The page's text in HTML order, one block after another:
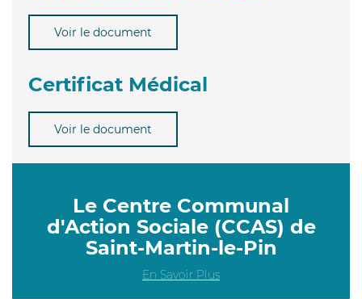
Voir le document
Certificat Médical
Voir le document
Le Centre Communal
d'Action Sociale (CCAS) de
Saint-Martin-le-Pin
En Savoir Plus